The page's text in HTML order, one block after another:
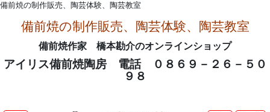
備前焼の制作販売、陶芸体験、陶芸教室
備前焼の制作販売、陶芸体験、陶芸教室
備前焼作家 橋本勘介のオンラインショップ
アイリス備前焼陶房 電話 ０８６９－２６－５０
９８